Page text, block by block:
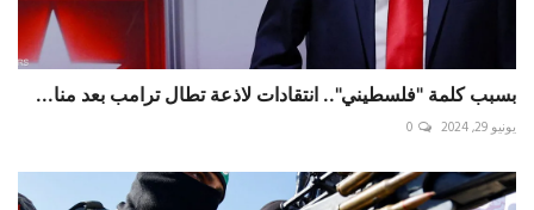
بسبب كلمة "فلسطيني".. انتقادات لاذعة تطال ترامب بعد منا...
يونيو 29, 2024 0